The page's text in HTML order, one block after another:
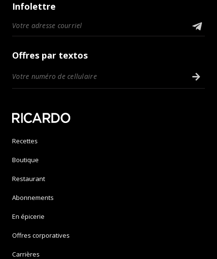
Infolettre
Offres par textos
Recettes
Boutique
Restaurant
Abonnements
En épicerie
Offres corporatives
Carrières